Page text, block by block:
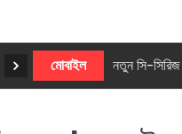
মোবাইল